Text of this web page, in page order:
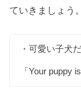
ていきましょう。
・可愛い子犬だ
「Your puppy